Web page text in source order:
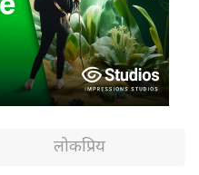
लोकप्रिय